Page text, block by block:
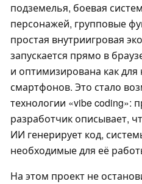
подземелья, боевая
персонажей, групповые
простая внутриигровая
запускается прямо в
и оптимизирована как
смартфонов. Это стало
технологии «vibe coding»:
разработчик описывает,
ИИ генерирует код,
необходимые для её
На этом проект не